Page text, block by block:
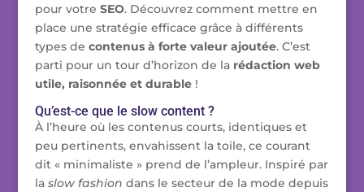
pour votre SEO. Découvrez comment mettre en
place une stratégie efficace grâce à différents
types de contenus à forte valeur ajoutée. C’est
parti pour un tour d’horizon de la rédaction web
utile, raisonnée et durable!
Qu’est-ce que le slow content ?
À l’heure où les contenus courts, identiques et
peu pertinents, envahissent la toile, ce courant
dit « minimaliste » prend de l’ampleur. Inspiré par
la slow fashion dans le secteur de la mode depuis